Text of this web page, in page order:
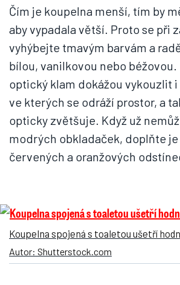
Čím je koupelna menší, tím by
aby vypadala větší. Proto se při
vyhýbejte tmavým barvám a
bílou, vanilkovou nebo
optický klam dokážou vykouzlit
ve kterých se odráží prostor, a
opticky zvětšuje. Když už
modrých obkladaček, doplňte
červených a oranžových
Koupelna spojená s toaletou ušetří
Autor: Shutterstock.com